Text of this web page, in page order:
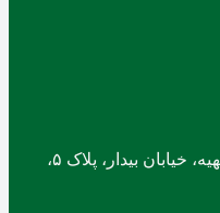
دفتر مرکزی: تهران، اتوبان مدرس، الهیه، خیابان بیدار، پلاک ۵،